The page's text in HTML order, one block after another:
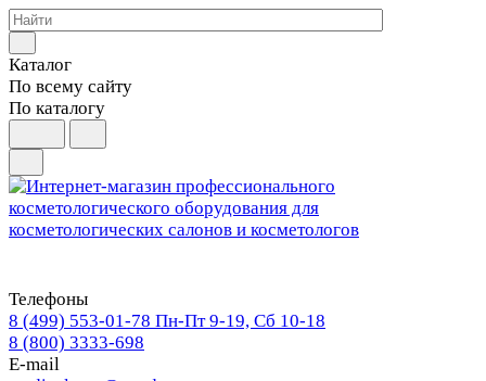
Каталог
По всему сайту
По каталогу
Телефоны
8 (499) 553-01-78 Пн-Пт 9-19, Сб 10-18
8 (800) 3333-698
E-mail